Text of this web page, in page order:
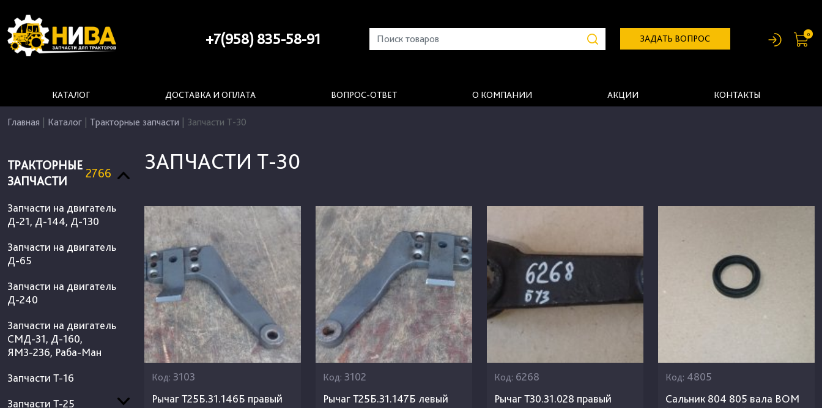
+7(958) 835-58-91 ЗАДАТЬ ВОПРОС 0
КАТАЛОГ ДОСТАВКА И ОПЛАТА ВОПРОС-ОТВЕТ О КОМПАНИИ АКЦИИ КОНТАКТЫ
Главная Каталог Тракторные запчасти Запчасти Т-30
ТРАКТОРНЫЕ
ЗАПЧАСТИ
2766
Запчасти на двигатель
Д-21, Д-144, Д-130
Запчасти на двигатель
Д-65
Запчасти на двигатель
Д-240
Запчасти на двигатель
СМД-31, Д-160,
ЯМЗ-236, Раба-Ман
Запчасти Т-16
Запчасти Т-25
ЗАПЧАСТИ Т-30
Код: 3103
Рычаг Т25Б.31.146Б правый
Код: 3102
Рычаг Т25Б.31.147Б левый
Код: 6268
Рычаг Т30.31.028 правый
Код: 4805
Сальник 804 805 вала ВОМ